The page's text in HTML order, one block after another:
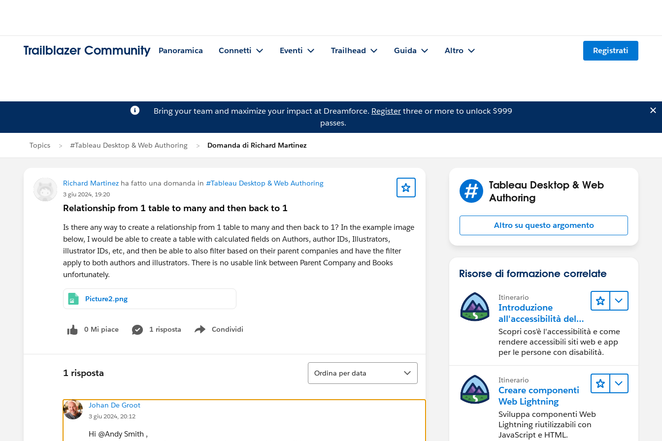
Trailblazer Community Panoramica Connetti Eventi Trailhead Guida Altro Registrati
Bring your team and maximize your impact at Dreamforce. Registerthree or more to unlock $999
passes.
Topics #Tableau Desktop & Web Authoring Domanda di Richard Martinez
Richard Martinez ha fatto una domanda in #Tableau Desktop & Web Authoring
3 giu 2024, 19:20
Relationship from 1 table to many and then back to 1
Is there any way to create a relationship from 1 table to many and then back to 1? In the example image
below, I would be able to create a table with calculated fields on Authors, author IDs, Illustrators,
illustrator IDs, etc, and then be able to also filter based on their parent companies and have the filter
apply to both authors and illustrators. There is no usable link between Parent Company and Books
unfortunately.
Picture2.png
0 Mi piace 1 risposta Condividi
Show menu
1 risposta
Ordina
Ordina per data
Johan De Groot
3 giu 2024, 20:12
Hi @Andy Smith​ ,
Tableau Desktop & Web
Authoring
Altro su questo argomento
Risorse di formazione correlate
Itinerario
Introduzione
all'accessibilità del
Web
Scopri cos'è l'accessibilità e come
rendere accessibili siti web e app
per le persone con disabilità.
Itinerario
Creare componenti
Web Lightning
Sviluppa componenti Web
Lightning riutilizzabili con
JavaScript e HTML.